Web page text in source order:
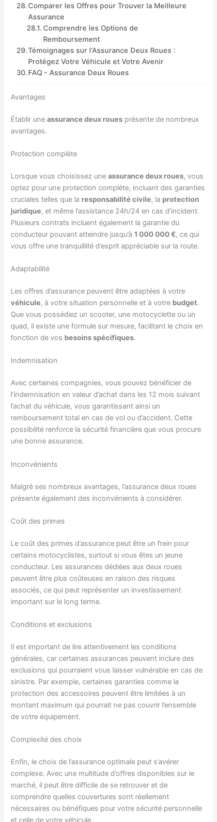
Comparer les Offres pour Trouver la Meilleure
Assurance
Comprendre les Options de
Remboursement
Témoignages sur l'Assurance Deux Roues :
Protégez Votre Véhicule et Votre Avenir
FAQ - Assurance Deux Roues
Avantages
Établir uneassurance deux roues présente de nombreux
avantages.
Protection complète
Lorsque vous choisissez uneassurance deux roues, vous
optez pour une protection complète, incluant des garanties
cruciales telles que la responsabilité civile, la protection
juridique, et même l’assistance 24h/24 en cas d’incident.
Plusieurs contrats incluent également la garantie du
conducteur pouvant atteindre jusqu’à1 000 000 €, ce qui
vous offre une tranquillité d’esprit appréciable sur la route.
Adaptabilité
Les offres d’assurance peuvent être adaptées à votre
véhicule, à votre situation personnelle et à votre budget.
Que vous possédiez un scooter, une motocyclette ou un
quad, il existe une formule sur mesure, facilitant le choix en
fonction de vos besoins spécifiques.
Indemnisation
Avec certaines compagnies, vous pouvez bénéficier de
l’indemnisation en valeur d’achat dans les 12 mois suivant
l’achat du véhicule, vous garantissant ainsi un
remboursement total en cas de vol ou d’accident. Cette
possibilité renforce la sécurité financière que vous procure
une bonne assurance.
Inconvénients
Malgré ses nombreux avantages, l’assurance deux roues
présente également des inconvénients à considérer.
Coût des primes
Le coût des primes d’assurance peut être un frein pour
certains motocyclistes, surtout si vous êtes un jeune
conducteur. Les assurances dédiées aux deux roues
peuvent être plus coûteuses en raison des risques
associés, ce qui peut représenter un investissement
important sur le long terme.
Conditions et exclusions
Il est important de lire attentivement les conditions
générales, car certaines assurances peuvent inclure des
exclusions qui pourraient vous laisser vulnérable en cas de
sinistre. Par exemple, certaines garanties comme la
protection des accessoires peuvent être limitées à un
montant maximum qui pourrait ne pas couvrir l’ensemble
de votre équipement.
Complexité des choix
Enfin, le choix de l’assurance optimale peut s’avérer
complexe. Avec une multitude d’offres disponibles sur le
marché, il peut être difficile de se retrouver et de
comprendre quelles couvertures sont réellement
nécessaires ou bénéfiques pour votre sécurité personnelle
et celle de votre véhicule.